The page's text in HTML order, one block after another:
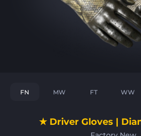
FN MW FT WW
★ Driver Gloves |